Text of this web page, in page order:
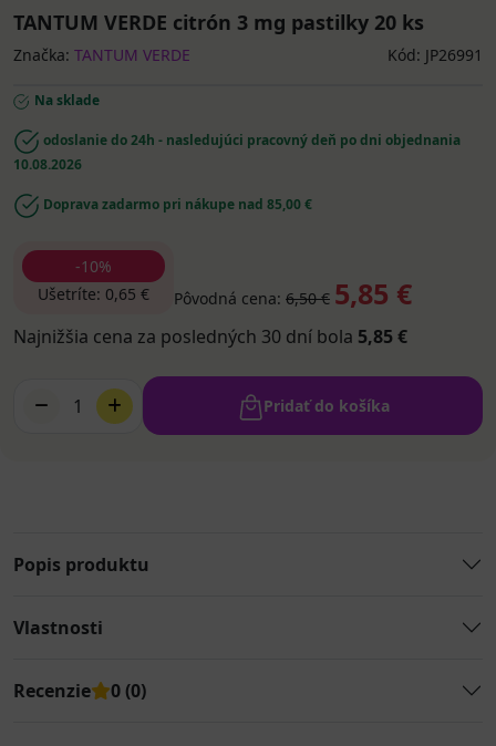
TANTUM VERDE citrón 3 mg pastilky 20 ks
Značka: TANTUM VERDE Kód: JP26991
Na sklade
odoslanie do 24h - nasledujúci pracovný deň po dni objednania
10.08.2026
Doprava zadarmo pri nákupe nad 85,00 €
-10%
Ušetríte: 0,65 €
Pôvodná cena: 6,50 € 5,85 €
Najnižšia cena za posledných 30 dní bola 5,85 €
1 Pridať do košíka
Popis produktu
Vlastnosti
Recenzie 0 (0)